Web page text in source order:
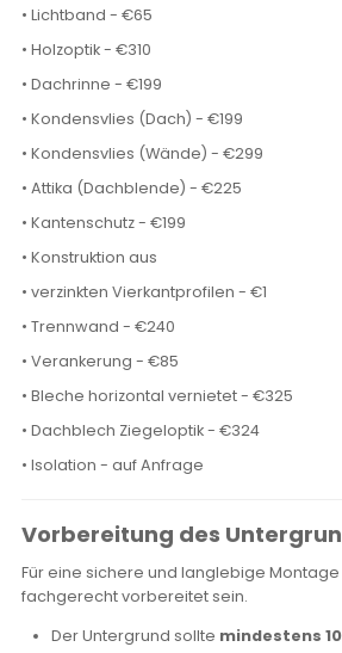
• Lichtband - €65
• Holzoptik - €310
• Dachrinne - €199
• Kondensvlies (Dach) - €199
• Kondensvlies (Wände) - €299
• Attika (Dachblende) - €225
• Kantenschutz - €199
• Konstruktion aus
• verzinkten Vierkantprofilen - €1
• Trennwand - €240
• Verankerung - €85
• Bleche horizontal vernietet - €325
• Dachblech Ziegeloptik - €324
• Isolation - auf Anfrage
Vorbereitung des
Für eine sichere und langlebige
fachgerecht vorbereitet sein.
Der Untergrund sollte mindestens